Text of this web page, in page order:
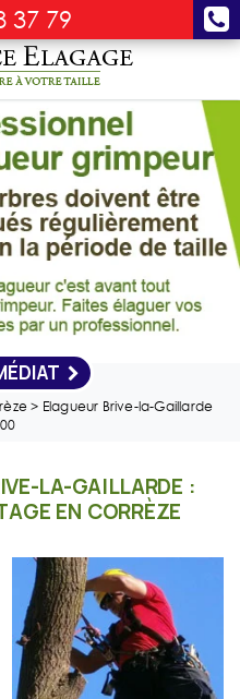
37 79
> Elagueur Brive-la-Gaillarde
LA-GAILLARDE :
EN CORRÈZE